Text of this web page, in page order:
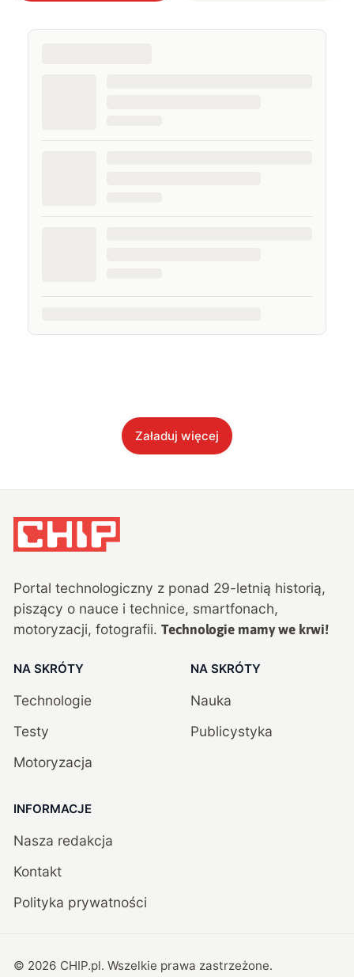
Załaduj więcej
Portal technologiczny z ponad 29-letnią historią,
piszący o nauce i technice, smartfonach,
motoryzacji, fotografii. Technologie mamy we krwi!
NA SKRÓTY
Technologie
Testy
Motoryzacja
NA SKRÓTY
Nauka
Publicystyka
INFORMACJE
Nasza redakcja
Kontakt
Polityka prywatności
© 2026 CHIP.pl. Wszelkie prawa zastrzeżone.